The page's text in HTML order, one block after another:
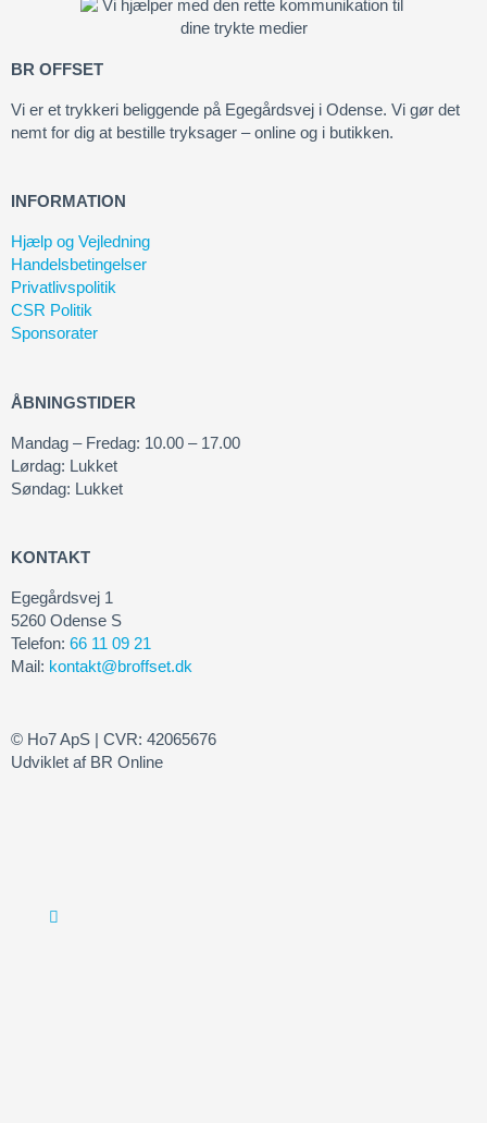
BR OFFSET
Vi er et trykkeri beliggende på Egegårdsvej i Odense. Vi gør det
nemt for dig at bestille tryksager – online og i butikken.
INFORMATION
Hjælp og Vejledning
Handelsbetingelser
Privatlivspolitik
CSR Politik
Sponsorater
ÅBNINGSTIDER
Mandag – Fredag: 10.00 – 17.00
Lørdag: Lukket
Søndag: Lukket
KONTAKT
Egegårdsvej 1
5260 Odense S
Telefon: 66 11 09 21
Mail: kontakt@broffset.dk
© Ho7 ApS | CVR: 42065676
Udviklet af BR Online